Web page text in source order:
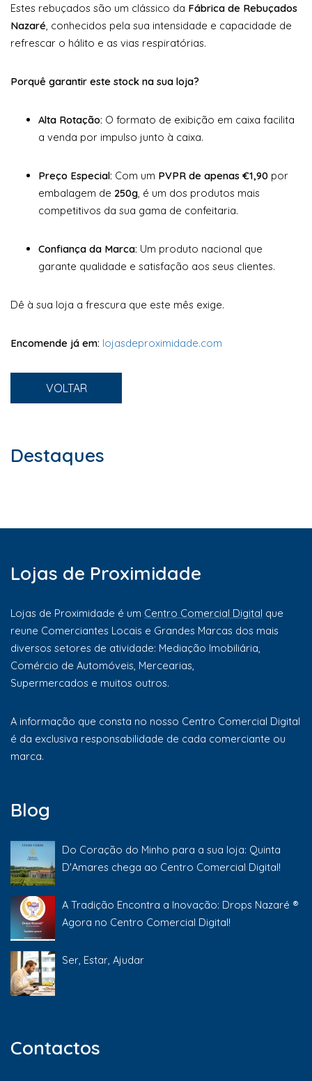
Estes rebuçados são um clássico da Fábrica de Rebuçados
Nazaré , conhecidos pela sua intensidade e capacidade de
refrescar o hálito e as vias respiratórias.
Porquê garantir este stock na sua loja?
Alta Rotação: O formato de exibição em caixa facilita
a venda por impulso junto à caixa.
Preço Especial: Com um PVPR de apenas €1,90 por
embalagem de 250g , é um dos produtos mais
competitivos da sua gama de confeitaria.
Confiança da Marca: Um produto nacional que
garante qualidade e satisfação aos seus clientes.
Dê à sua loja a frescura que este mês exige.
Encomende já em: lojasdeproximidade.com
VOLTAR
Destaques
Lojas de Proximidade
Lojas de Proximidade é um Centro Comercial Digital que
reune Comerciantes Locais e Grandes Marcas dos mais
diversos setores de atividade: Mediação Imobiliária,
Comércio de Automóveis, Mercearias,
Supermercados e muitos outros.
A informação que consta no nosso Centro Comercial Digital
é da exclusiva responsabilidade de cada comerciante ou
marca.
Blog
Do Coração do Minho para a sua loja: Quinta
D'Amares chega ao Centro Comercial Digital!
A Tradição Encontra a Inovação: Drops Nazaré ®
Agora no Centro Comercial Digital!
Ser, Estar, Ajudar
Contactos